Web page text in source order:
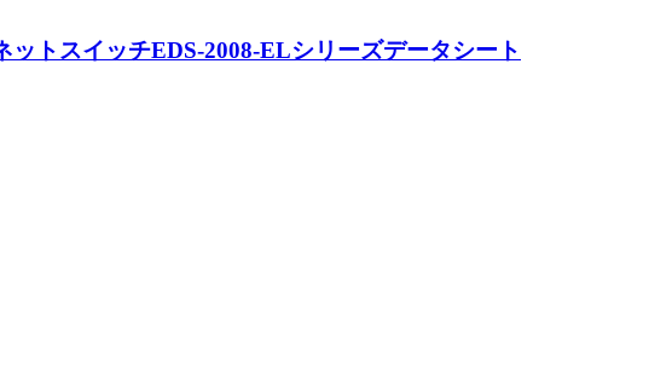
トスイッチEDS-2008-ELシリーズデータシート